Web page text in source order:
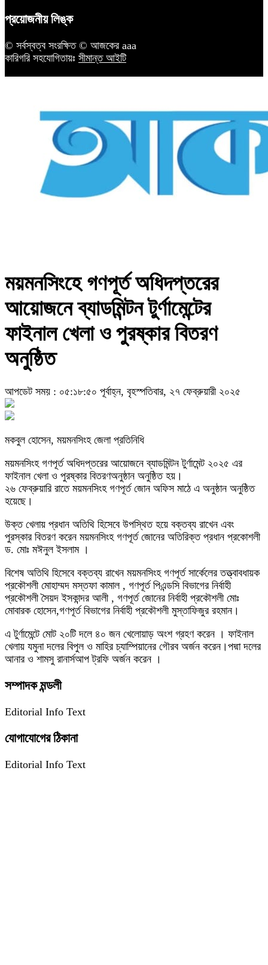
প্রয়োজনীয় লিঙ্ক
© সর্বস্বত্ব সংরক্ষিত © আজকের aaa
কারিগরি সহযোগিতায়ঃ সীমান্ত আইটি
ময়মনসিংহে গণপূর্ত অধিদপ্তরের
আয়োজনে ব্যাডমিন্টন টুর্ণামেন্টের
ফাইনাল খেলা ও পুরষ্কার বিতরণ
অনুষ্ঠিত
আপডেট সময় : ০৫:১৮:৫০ পূর্বাহ্ন, বৃহস্পতিবার, ২৭ ফেব্রুয়ারী ২০২৫
মকবুল হোসেন, ময়মনসিংহ জেলা প্রতিনিধি
ময়মনসিংহ গণপূর্ত অধিদপ্তরের আয়োজনে ব্যাডমিন্টন টুর্ণামেন্ট ২০২৫ এর
ফাইনাল খেলা ও পুরষ্কার বিতরণঅনুষ্ঠান অনুষ্ঠিত হয়।
২৬ ফেব্রুয়ারি রাতে ময়মনসিংহ গণপূর্ত জোন অফিস মাঠে এ অনুষ্ঠান অনুষ্ঠিত
হয়েছে।
উক্ত খেলায় প্রধান অতিথি হিসেবে উপস্থিত হয়ে বক্তব্য রাখেন এবং
পুরস্কার বিতরণ করেন ময়মনসিংহ গণপূর্ত জোনের অতিরিক্ত প্রধান প্রকোশলী
ড. মোঃ মঈনুল ইসলাম ।
বিশেষ অতিথি হিসেবে বক্তব্য রাখেন ময়মনসিংহ গণপূর্ত সার্কেলের তত্ত্বাবধায়ক
প্রকৌশলী মোহাম্মদ মস্তফা কামাল , গণপূর্ত পিএন্ডসি বিভাগের নির্বাহী
প্রকৌশলী সৈয়দ ইসকান্দর আলী , গণপূর্ত জোনের নির্বাহী প্রকৌশলী মোঃ
মোবারক হোসেন,গণপূর্ত বিভাগের নির্বাহী প্রকৌশলী মুস্তাফিজুর রহমান।
এ টুর্ণামেন্টে মোট ২০টি দলে ৪০ জন খেলোয়াড় অংশ গ্রহণ করেন । ফাইনাল
খেলায় যমুনা দলের বিপুল ও মাহির চ্যাম্পিয়ানের গৌরব অর্জন করেন।পদ্মা দলের
আনার ও শামসু রানার্সআপ ট্রফি অর্জন করেন ।
সম্পাদক মন্ডলী
Editorial Info Text
যোগাযোগের ঠিকানা
Editorial Info Text